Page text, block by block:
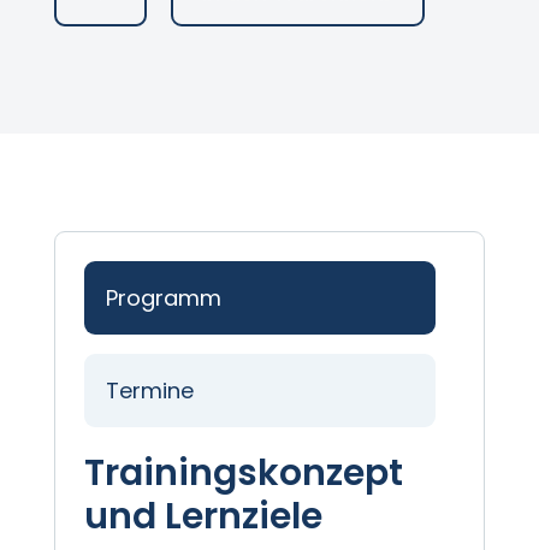
Programm
Termine
Trainingskonzept
und Lernziele